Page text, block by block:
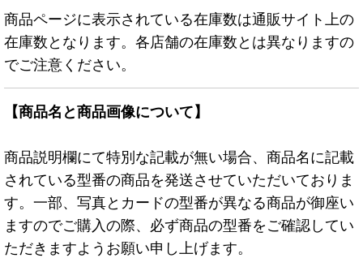
商品ページに表示されている在庫数は通販サイト上の
在庫数となります。各店舗の在庫数とは異なりますの
でご注意ください。
【商品名と商品画像について】
商品説明欄にて特別な記載が無い場合、商品名に記載
されている型番の商品を発送させていただいておりま
す。一部、写真とカードの型番が異なる商品が御座い
ますのでご購入の際、必ず商品の型番をご確認してい
ただきますようお願い申し上げます。